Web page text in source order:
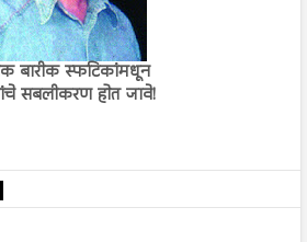
बारीक स्फटिकांमधून
सबलीकरण होत जावे!